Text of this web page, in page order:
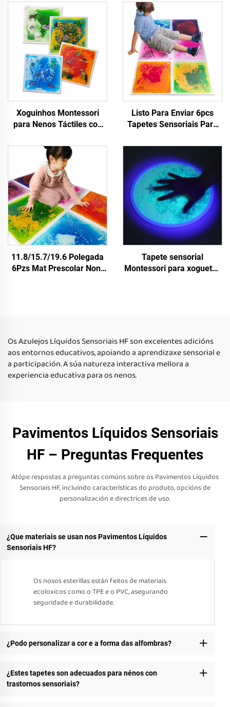
Xoguinhos Montessori
para Nenos Táctiles con
Tapetes Sensoriais
Líquidos Para Aliviar
Ansiedade Adequados
para Autismo
Listo Para Enviar 6pcs
Tapetes Sensoriais Para
Montessori Para Nenos
Alivio da Ansiedade
Teselas Sensoriais
Líquidas
11.8/15.7/19.6 Polegada
6Pzs Mat Prescolar Non-
Tapete sensorial
Montessori para xoguetes
Os Azulejos Líquidos Sensoriais HF son excelentes adicións
aos entornos educativos, apoiando a aprendizaxe sensorial e
a participación. A súa natureza interactiva mellora a
experiencia educativa para os nenos.
Pavimentos Líquidos Sensoriais
HF – Preguntas Frequentes
Atópe respostas a preguntas comúns sobre os Pavimentos Líquidos
Sensoriais HF, incluíndo características do produto, opcións de
personalización e directrices de uso.
¿Que materiais se usan nos Pavimentos Líquidos
Sensoriais HF?
Os nosos esterillas están feitos de materiais
ecoloxicos como o TPE e o PVC, asegurando
seguridade e durabilidade.
¿Podo personalizar a cor e a forma das alfombras?
¿Estes tapetes son adecuados para nénos con
trastornos sensoriais?